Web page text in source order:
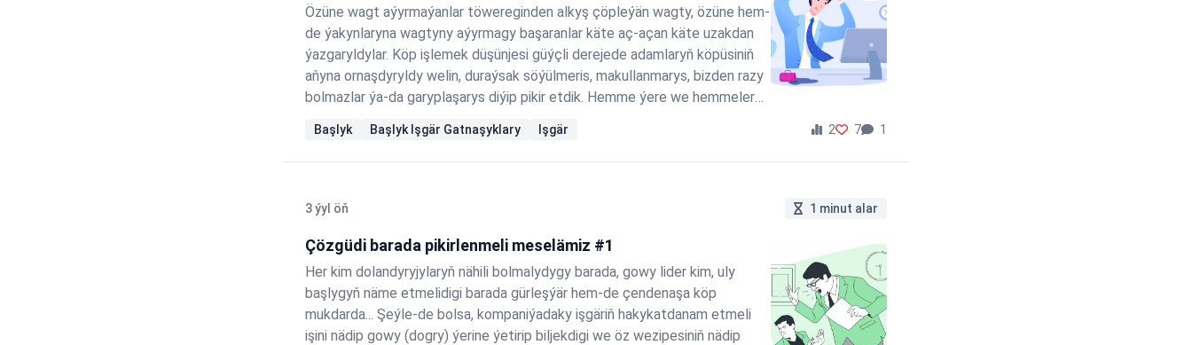
Özüne wagt aýyrmaýanlar töwereginden alkyş çöpleýän wagty, özüne hem-
de ýakynlaryna wagtyny aýyrmagy başaranlar käte aç-açan käte uzakdan
ýazgaryldylar. Köp işlemek düşünjesi güýçli derejede adamlaryň köpüsiniň
aňyna ornaşdyryldy welin, duraýsak söýülmeris, makullanmarys, bizden razy
bolmazlar ýa-da garyplaşarys diýip pikir etdik. Hemme ýere we hemmelere
döredýän akyl ýolýulmalarynyň ýesiri bolanlaryň, durmuşyň syrlaryndan biri
bolan "optimal deňagramlylyk" düşünjesi barada oýlanmaklary…
Başlyk Başlyk Işgär Gatnaşyklary Işgär 2 7 1
3 ýyl öň 1 minut alar
Çözgüdi barada pikirlenmeli meselämiz #1
Her kim dolandyryjylaryň nähili bolmalydygy barada, gowy lider kim, uly
başlygyň näme etmelidigi barada gürleşýär hem-de çendenaşa köp
mukdarda... Şeýle-de bolsa, kompaniýadaky işgäriň hakykatdanam etmeli
işini nädip gowy (dogry) ýerine ýetirip biljekdigi we öz wezipesiniň nädip